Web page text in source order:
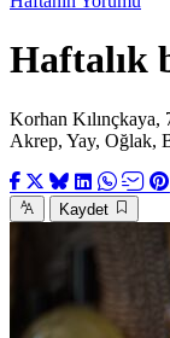
Haftalık
Korhan Kılınçkaya,
Akrep, Yay, Oğlak,
Kaydet